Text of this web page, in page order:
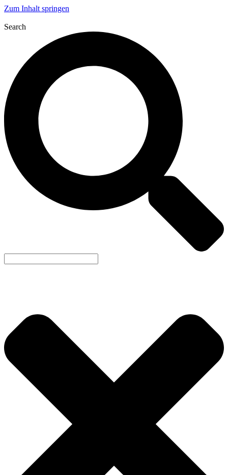
Zum Inhalt springen
Search